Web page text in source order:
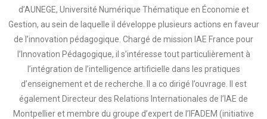
d’AUNEGE, Université Numérique Thématique en Économie et
Gestion, au sein de laquelle il développe plusieurs actions en faveur
de l’innovation pédagogique. Chargé de mission IAE France pour
l’Innovation Pédagogique, il s’intéresse tout particulièrement à
l’intégration de l’intelligence artificielle dans les pratiques
d’enseignement et de recherche. Il a co dirigé l’ouvrage. Il est
également Directeur des Relations Internationales de l’IAE de
Montpellier et membre du groupe d’expert de l’IFADEM (initiative